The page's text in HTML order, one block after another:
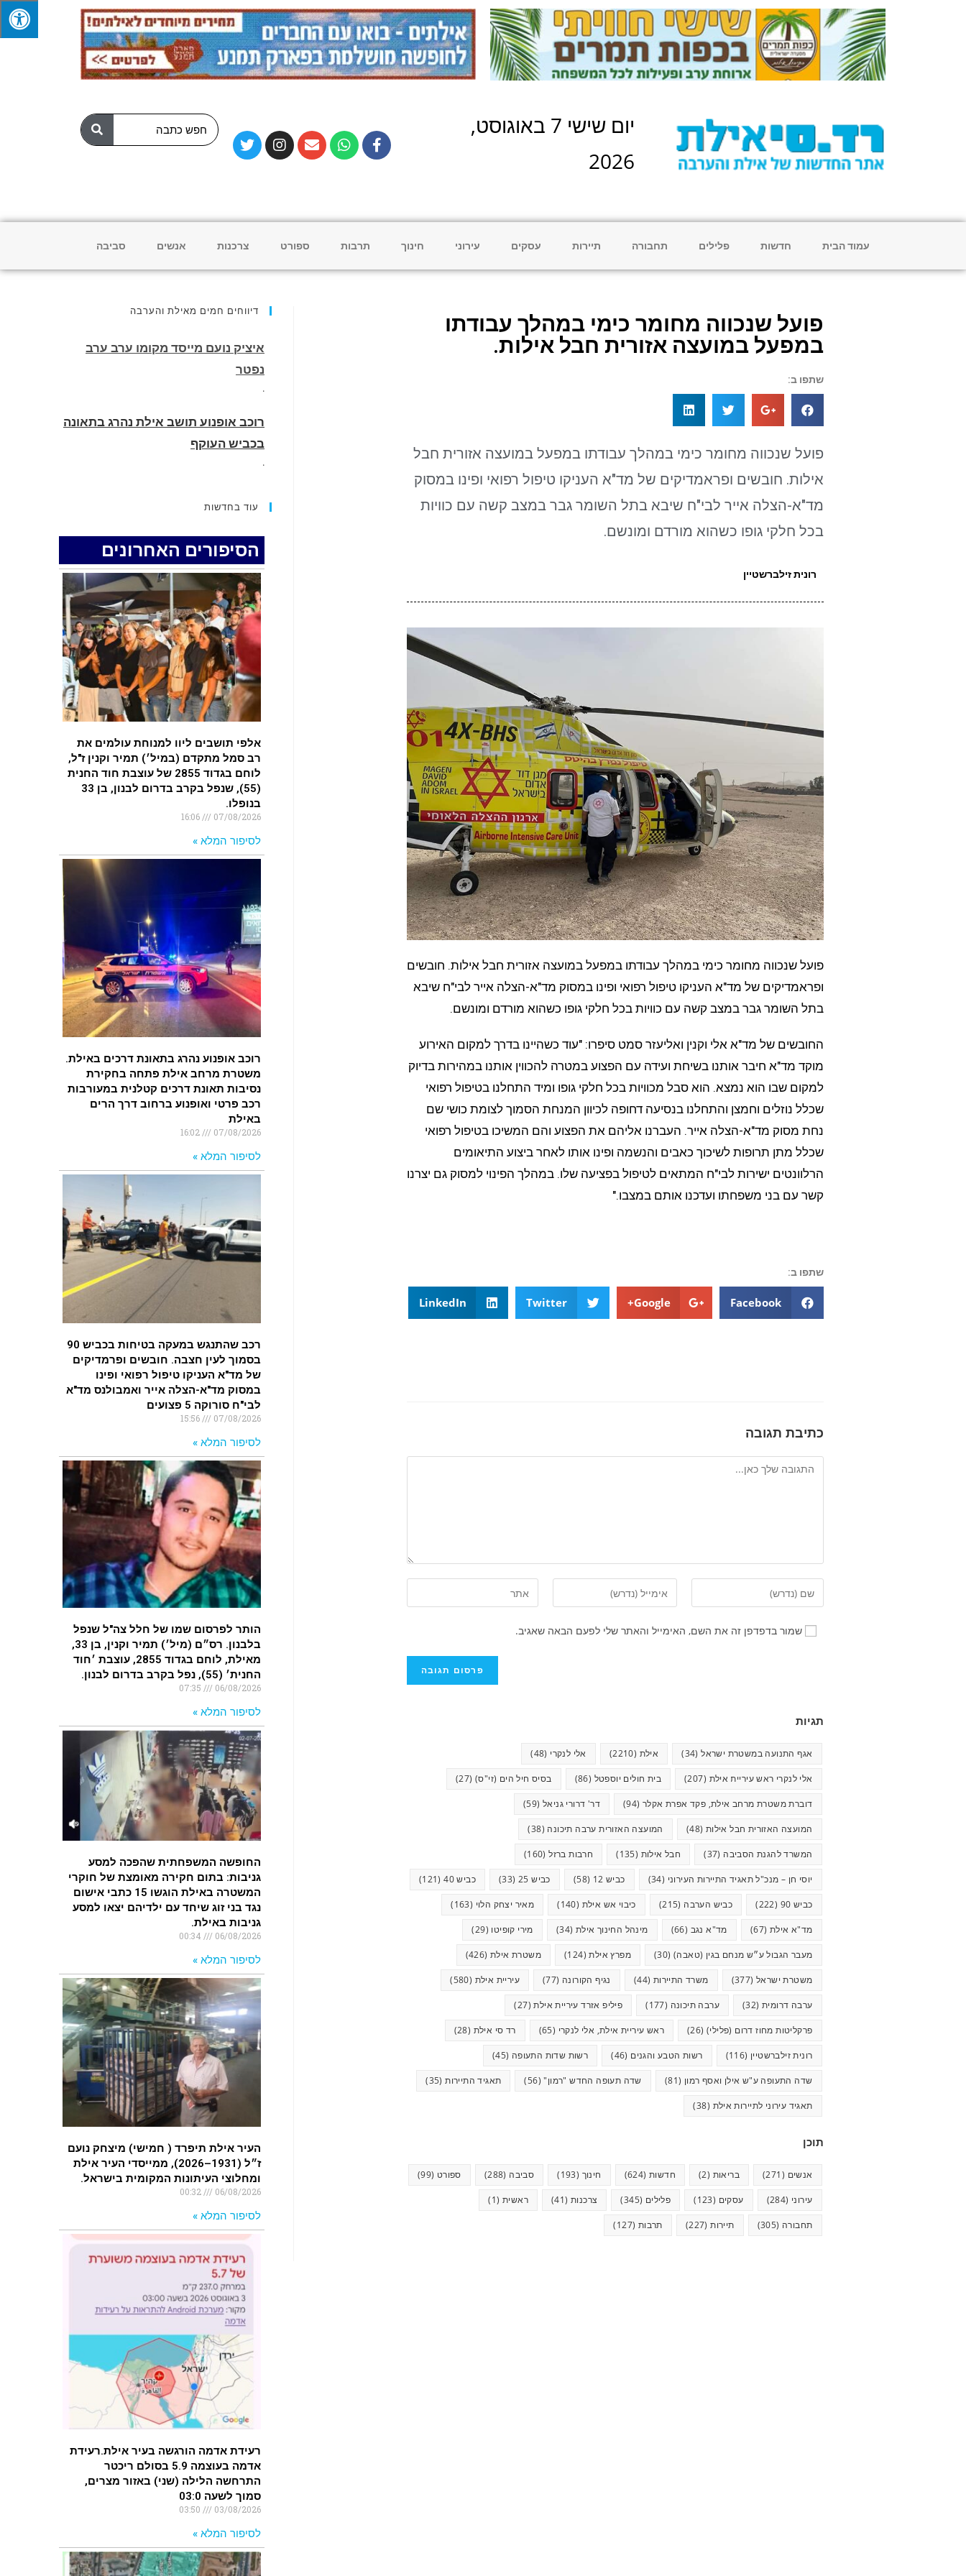
יום שישי 7 באוגוסט,
2026
עמוד הבית חדשות פלילים תחבורה תיירות עסקים עירוני חינוך תרבות ספורט צרכנות אנשים סביבה
פועל שנכווה מחומר כימי במהלך עבודתו
במפעל במועצה אזורית חבל אילות.
שתפו ב:
פועל שנכווה מחומר כימי במהלך עבודתו במפעל במועצה אזורית חבל
אילות. חובשים ופראמדיקים של מד"א העניקו טיפול רפואי ופינו במסוק
מד"א-הצלה אייר לבי"ח שיבא בתל השומר גבר במצב קשה עם כוויות
בכל חלקי גופו כשהוא מורדם ומונשם.
רונית זילברשטיין
פועל שנכווה מחומר כימי במהלך עבודתו במפעל במועצה אזורית חבל אילות. חובשים
ופראמדיקים של מד"א העניקו טיפול רפואי ופינו במסוק מד"א-הצלה אייר לבי"ח שיבא
בתל השומר גבר במצב קשה עם כוויות בכל חלקי גופו כשהוא מורדם ומונשם.
החובשים של מד"א אלי וקנין ואליעזר סמט סיפרו: "עוד כשהיינו בדרך למקום האירוע
מוקד מד"א חיבר אותנו בשיחת ועידה עם הפצוע במטרה להכווין אותנו במהירות בדיוק
למקום שבו הוא נמצא. הוא סבל מכוויות בכל חלקי גופו ומיד התחלנו בטיפול רפואי
שכלל נוזלים וחמצן והתחלנו בנסיעה דחופה לכיוון המנחת הסמוך לצומת כושי שם
נחת מסוק מד"א-הצלה אייר. העברנו אליהם את הפצוע והם המשיכו בטיפול רפואי
שכלל מתן תרופות לשיכוך כאבים והנשמה ופינו אותו לאחר ביצוע התיאומים
הרלוונטים ישירות לבי"ח המתאים לטיפול בפציעה שלו. במהלך הפינוי למסוק גם יצרנו
קשר עם בני משפחתו ועדכנו אותם במצבו."
שתפו ב:
Facebook
Google+
Twitter
LinkedIn
כתיבת תגובה
שמור בדפדפן זה את השם, האימייל והאתר שלי לפעם הבאה שאגיב.
תגיות
אגף התנועה במשטרת ישראל(34) אילת (2210) אלי לנקרי (48)
אלי לנקרי ראש עיריית אילת (207) בית חולים יוספטל (86) בסיס חיל הים (זי"ס)(27)
דוברת משטרת מרחב אילת, פקד אפרת אקלר(94) דר' דרורי גניאל(59)
המועצה האזורית חבל אילות (48) המועצה האזורית ערבה תיכונה (38)
המשרד להגנת הסביבה (37) חבל אילות (135) חרבות ברזל(160)
יוסי חן – מנכ"ל תאגיד התיירות העירוני (34) כביש 12 (58) כביש 25 (33) כביש 40 (121)
כביש 90 (222) כביש הערבה (215) כיבוי אש אילת (140) מאיר יצחק הלוי (163)
מד"א אילת (67) מד"א נגב (66) מינהל החינוך אילת (34) מירי קופיטו (29)
מעבר הגבול ע״ש מנחם בגין (טאבה)(30) מפרץ אילת(124) משטרת אילת(426)
משטרת ישראל(377) משרד התיירות (44) נגיף הקורונה (77) עיריית אילת (580)
ערבה דרומית(32) ערבה תיכונה (177) פיליפ אזרד עיריית אילת(27)
פרקליטות מחוז דרום (פלילי)(26) ראש עיריית אילת, אלי לנקרי (65) רד סי אילת (28)
רונית זילברשטיין (116) רשות הטבע והגנים (46) רשות שדות התעופה (45)
שדה התעופה ע"ש אילן ואסף רמון (81) שדה תעופה החדש "רמון"(56) תאגיד התיירות(35)
תאגיד עירוני לתיירות אילת (38)
תוכן
אנשים (271) בריאות (2) חדשות(624) חינוך (193) סביבה (288) ספורט (99)
עירוני (284) עסקים (123) פלילים (345) צרכנות(41) ראשית (1)
תחבורה (305) תיירות(227) תרבות (127)
דיווחים חמים מאילת והערבה
איציק נועם מייסד מקומו ערב ערב
נפטר
.
רוכב אופנוע תושב אילת נהרג בתאונה
בכביש העוקף
.
זוג שיחד עם ילדיהם יצאו למסע גניבות
באילת.
האדמה רועדת- סדרת רעידות אדמה
בחצי האי סיני
רכב התנגש במעקה בטיחות בכביש 90
בסמוך לעין חצבה. פצועים
עוד בחדשות
הסיפורים האחרונים
אלפי תושבים ליוו למנוחת עולמים את
רב סמל מתקדם (במיל׳) תמיר וקנין ז"ל,
לוחם בגדוד 2855 של עוצבת חוד החנית
(55), שנפל בקרב בדרום לבנון, בן 33
בנופלו.
07/08/2026
לסיפור המלא »
רוכב אופנוע נהרג בתאונת דרכים באילת.
משטרת מרחב אילת פתחה בחקירת
נסיבות תאונת דרכים קטלנית במעורבות
רכב פרטי ואופנוע ברחוב דרך הרים
באילת
07/08/2026
לסיפור המלא »
רכב שהתנגש במעקה בטיחות בכביש 90
בסמוך לעין חצבה. חובשים ופרמדיקים
של מד"א העניקו טיפול רפואי ופינו
במסוק מד"א-הצלה אייר ואמבולנס מד"א
לבי"ח סורוקה 5 פצועים
07/08/2026
לסיפור המלא »
הותר לפרסום שמו של חלל צה"ל שנפל
בלבנון. רס״ם (מיל׳) תמיר וקנין, בן 33,
מאילת, לוחם בגדוד 2855, עוצבת ׳חוד
החנית׳ (55), נפל בקרב בדרום לבנון.
06/08/2026
לסיפור המלא »
החופשה המשפחתית שהפכה למסע
גניבות: בתום חקירה מאומצת של חוקרי
המשטרה באילת הוגשו 15 כתבי אישום
נגד בני זוג שיחד עם ילדיהם יצאו למסע
גניבות באילת.
06/08/2026
לסיפור המלא »
העיר אילת תיפרד ( חמישי) מיצחק נועם
ז״ל (1931–2026), ממייסדי העיר אילת
ומחלוצי העיתונות המקומית בישראל.
06/08/2026
לסיפור המלא »
רעידת אדמה הורגשה בעיר אילת.רעידת
אדמה בעוצמה 5.9 בסולם ריכטר
התרחשה הלילה (שני) באזור מצרים,
סמוך לשעה 03:0
03/08/2026
לסיפור המלא »